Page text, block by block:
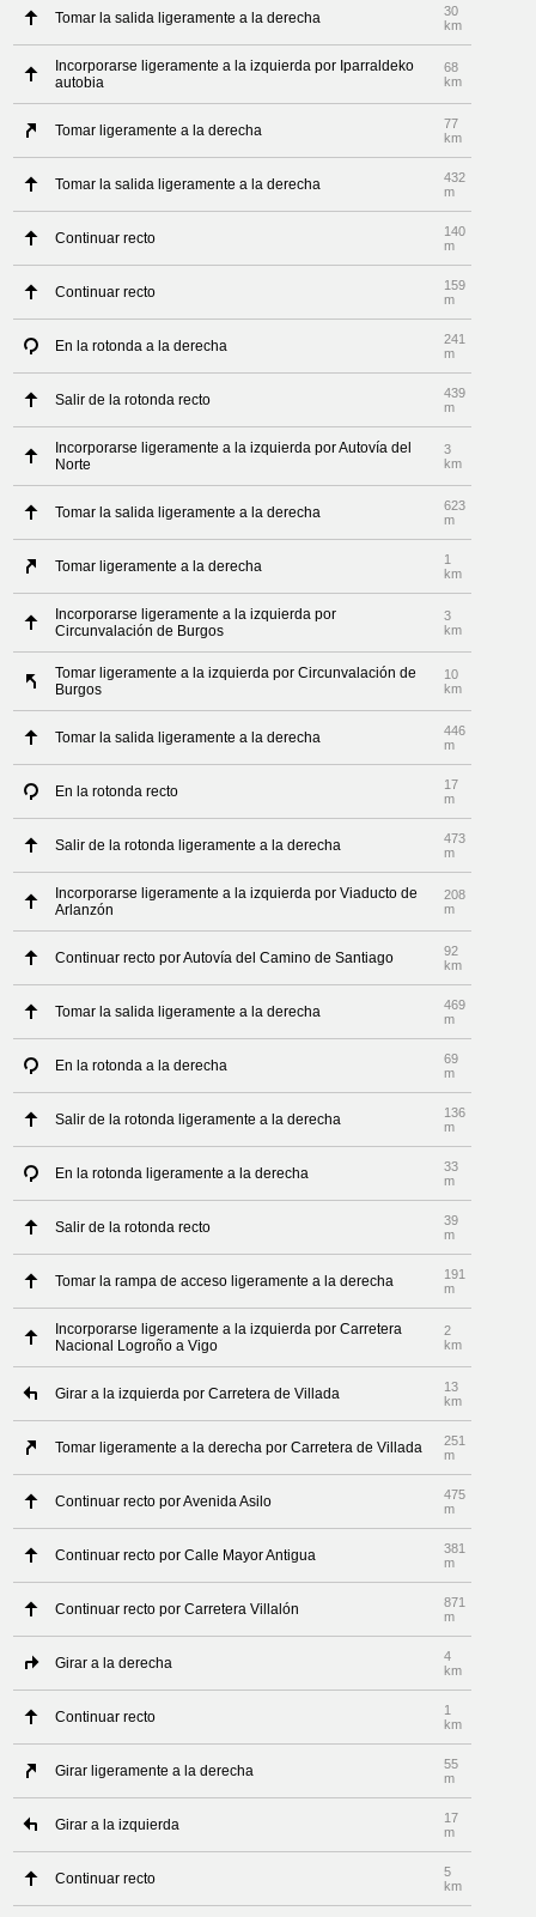
Tomar la salida ligeramente a la derecha
30
km
Incorporarse ligeramente a la izquierda por Iparraldeko
autobia
68
km
Tomar ligeramente a la derecha
77
km
Tomar la salida ligeramente a la derecha
432
m
Continuar recto
140
m
Continuar recto
159
m
En la rotonda a la derecha
241
m
Salir de la rotonda recto
439
m
Incorporarse ligeramente a la izquierda por Autovía del
Norte
3
km
Tomar la salida ligeramente a la derecha
623
m
Tomar ligeramente a la derecha
1
km
Incorporarse ligeramente a la izquierda por
Circunvalación de Burgos
3
km
Tomar ligeramente a la izquierda por Circunvalación de
Burgos
10
km
Tomar la salida ligeramente a la derecha
446
m
En la rotonda recto
17
m
Salir de la rotonda ligeramente a la derecha
473
m
Incorporarse ligeramente a la izquierda por Viaducto de
Arlanzón
208
m
Continuar recto por Autovía del Camino de Santiago
92
km
Tomar la salida ligeramente a la derecha
469
m
En la rotonda a la derecha
69
m
Salir de la rotonda ligeramente a la derecha
136
m
En la rotonda ligeramente a la derecha
33
m
Salir de la rotonda recto
39
m
Tomar la rampa de acceso ligeramente a la derecha
191
m
Incorporarse ligeramente a la izquierda por Carretera
Nacional Logroño a Vigo
2
km
Girar a la izquierda por Carretera de Villada
13
km
Tomar ligeramente a la derecha por Carretera de Villada
251
m
Continuar recto por Avenida Asilo
475
m
Continuar recto por Calle Mayor Antigua
381
m
Continuar recto por Carretera Villalón
871
m
Girar a la derecha
4
km
Continuar recto
1
km
Girar ligeramente a la derecha
55
m
Girar a la izquierda
17
m
Continuar recto
5
km